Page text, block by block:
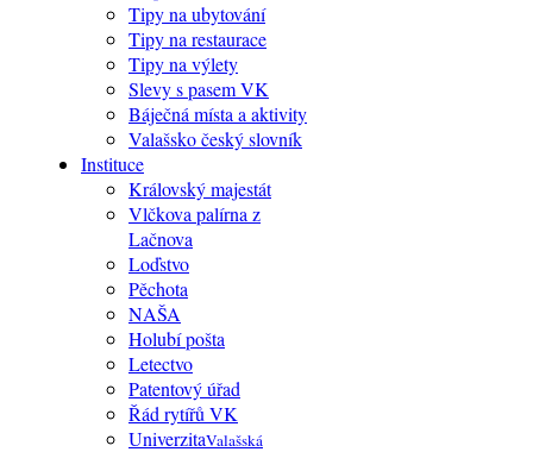
Tipy na ubytování
Tipy na restaurace
Tipy na výlety
Slevy s pasem VK
Báječná místa a aktivity
Valašsko český slovník
Instituce
Královský majestát
Vlčkova palírna z
Lačnova
Loďstvo
Pěchota
NAŠA
Holubí pošta
Letectvo
Patentový úřad
Řád rytířů VK
UniverzitaValašská